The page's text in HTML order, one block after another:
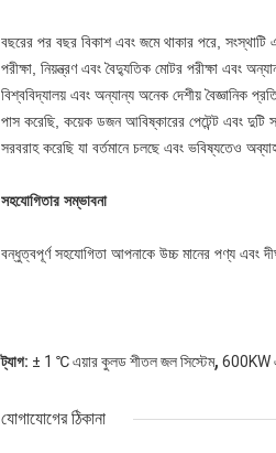
বছরের পর বছর বিকাশ এবং জমে থাকার পরে, সংস্থাটি
পরীক্ষা, নিয়ন্ত্রণ এবং বৈদ্যুতিক মোটর পরীক্ষা এবং
বিশ্ববিদ্যালয় এবং অন্যান্য অনেক দেশীয় বৈজ্ঞানিক
পাস করেছি, কয়েক ডজন আবিষ্কারের পেটেন্ট এবং দুটি
সরবরাহ করেছি যা বর্তমানে চলছে এবং ভবিষ্যতেও
সহযোগিতার সম্ভাবনা
বন্ধুত্বপূর্ণ সহযোগিতা আপনাকে উচ্চ মানের পণ্য এবং
ট্যাগ: ± 1 ℃ এয়ার কুলড শীতল জল সিস্টেম, 600KW
যোগাযোগের ঠিকানা